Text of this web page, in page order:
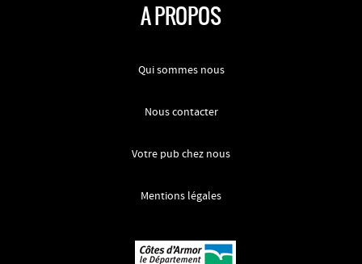
A PROPOS
Qui sommes nous
Nous contacter
Votre pub chez nous
Mentions légales